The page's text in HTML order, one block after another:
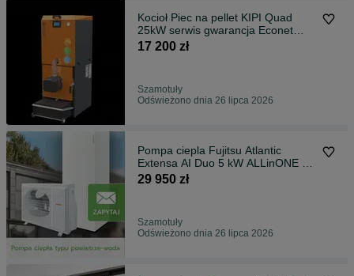
Kocioł Piec na pellet KIPI Quad
25kW serwis gwarancja Econet
aplikacja
17 200 zł
Szamotuły
Odświeżono dnia 26 lipca 2026
Pompa ciepla Fujitsu Atlantic
Extensa AI Duo 5 kW ALLinONE z
montażem
29 950 zł
Szamotuły
Odświeżono dnia 26 lipca 2026